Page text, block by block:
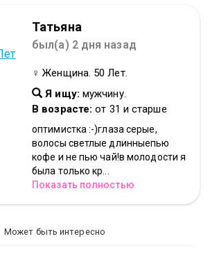
Татьяна
был(а) 2 дня назад
♀ Женщина. 50 Лет.
Я ищу: мужчину.
В возрасте: от 31 и старше
оптимистка :-)глаза серые,
волосы светлые длинныепью
кофе и не пью чай!в молодости я
была только кр...
Показать полностью
Может быть интересно